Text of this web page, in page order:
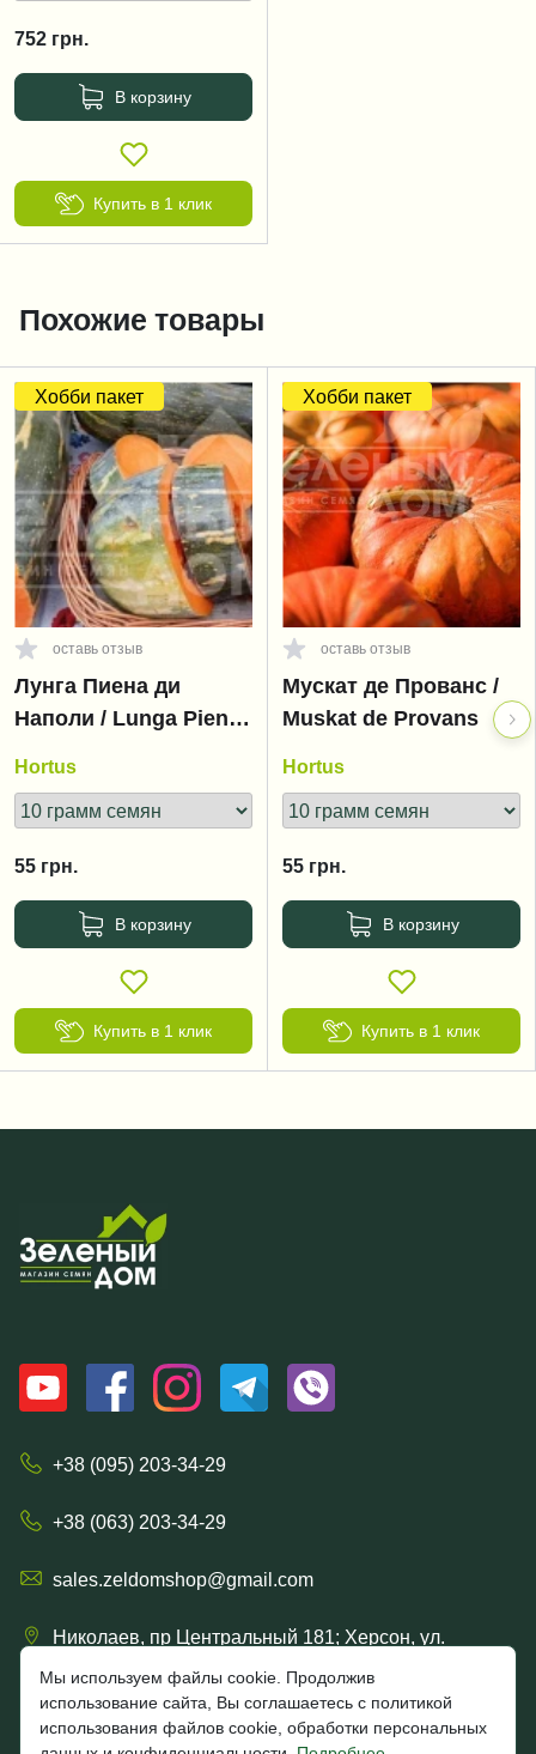
752 грн.
В корзину
Купить в 1 клик
Похожие товары
Хобби пакет
оставь отзыв
Лунга Пиена ди
Наполи / Lunga Piena
Hortus
55 грн.
В корзину
Купить в 1 клик
Хобби пакет
оставь отзыв
Мускат де Прованс /
Muskat de Provans
Hortus
55 грн.
В корзину
Купить в 1 клик
+38 (095) 203-34-29
+38 (063) 203-34-29
sales.zeldomshop@gmail.com
Николаев, пр Центральный 181; Херсон, ул.
Мы используем файлы cookie. Продолжив
использование сайта, Вы соглашаетесь с политикой
использования файлов cookie, обработки персональных